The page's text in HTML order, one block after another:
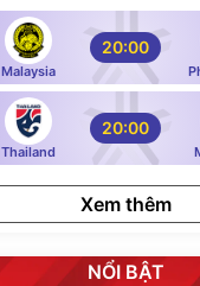
Malaysia
20:00
Thailand
20:00
Xem thêm
NỔI BẬT